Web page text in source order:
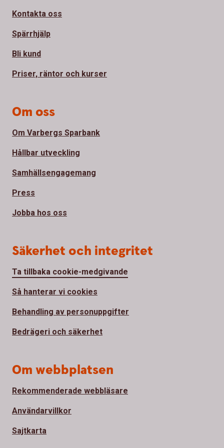
Kontakta oss
Spärrhjälp
Bli kund
Priser, räntor och kurser
Om oss
Om Varbergs Sparbank
Hållbar utveckling
Samhällsengagemang
Press
Jobba hos oss
Säkerhet och integritet
Ta tillbaka cookie-medgivande
Så hanterar vi cookies
Behandling av personuppgifter
Bedrägeri och säkerhet
Om webbplatsen
Rekommenderade webbläsare
Användarvillkor
Sajtkarta